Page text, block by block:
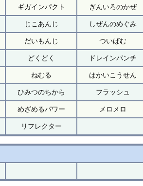
ギガインパクト ぎんいろのかぜ
じこあんじ しぜんのめぐみ
だいもんじ ついばむ
どくどく ドレインパンチ
ねむる はかいこうせん
ひみつのちから フラッシュ
めざめるパワー メロメロ
リフレクター